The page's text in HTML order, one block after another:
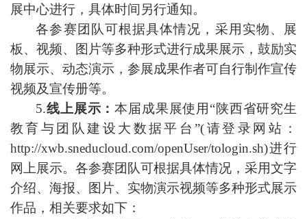
展中心进行， 具体时间另行通知。
各参赛团队可根据具体情况，采用实物、展
板、视频、图片等多种形式进行成果展示，鼓励实
物展示、动态演示，参展成果作者可自行制作宣传
视频及宣传册等。
5.线上展示 ：本届成果展使用 “陕西省研究生
教育与团队建设大数据平台”(请登录网站：
http://xwb.sneducloud.com/openUser/tologin.sh)进行
网上展示。各参赛团队可根据具体情况，采用文字
介绍、海报、图片、实物演示视频等多种形式展示
作品，相关要求如下：